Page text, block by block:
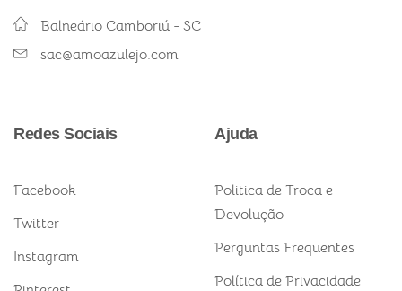
Balneário Camboriú - SC
sac@amoazulejo.com
Redes Sociais
Facebook
Twitter
Instagram
Ajuda
Politica de Troca e
Devolução
Perguntas Frequentes
Política de Privacidade